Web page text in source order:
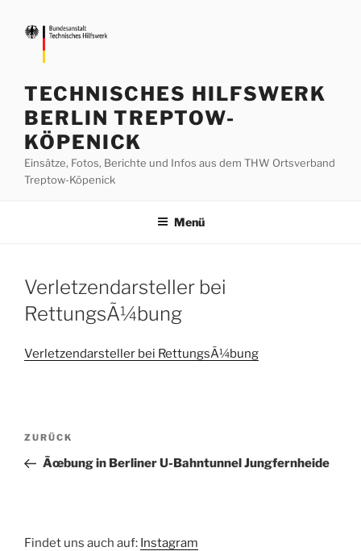
Inhalt
springen
TECHNISCHES HILFSWERK
BERLIN TREPTOW-
KÖPENICK
Einsätze, Fotos, Berichte und Infos aus dem THW Ortsverband
Treptow-Köpenick
Menü
Verletzendarsteller bei
RettungsÃ¼bung
Verletzendarsteller bei RettungsÃ¼bung
Beitragsnavigation
Vorheriger
Beitrag
ZURÜCK
Ãœbung in Berliner U-Bahntunnel Jungfernheide
Findet uns auch auf: Instagram